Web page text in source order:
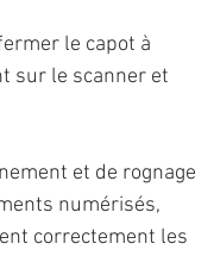
le capot à
sur le scanner et
et de rognage
numérisés,
correctement les